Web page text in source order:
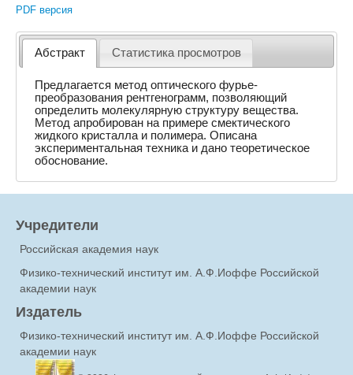
PDF версия
Абстракт Статистика просмотров
Предлагается метод оптического фурье-
преобразования рентгенограмм, позволяющий
определить молекулярную структуру вещества.
Метод апробирован на примере смектического
жидкого кристалла и полимера. Описана
экспериментальная техника и дано теоретическое
обоснование.
Учредители
Российская академия наук
Физико-технический институт им. А.Ф.Иоффе Российской
академии наук
Издатель
Физико-технический институт им. А.Ф.Иоффе Российской
академии наук